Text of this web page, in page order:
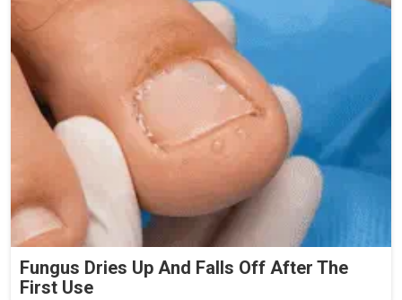
Fungus Dries Up And Falls Off After The
First Use